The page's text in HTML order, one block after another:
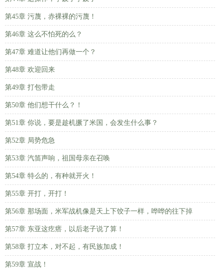
第45章 污蔑，赤裸裸的污蔑！
第46章 这么不怕死的么？
第47章 难道让他们再做一个？
第48章 欢迎回来
第49章 打包带走
第50章 他们想干什么？！
第51章 你说，要是趁机撅了米国，会发生什么事？
第52章 局势危急
第53章 汽笛声响，祖国母亲在召唤
第54章 特么的，有种就开火！
第55章 开打，开打！
第56章 那场面，米军战机像是天上下饺子一样，哗哗的往下掉
第57章 东亚这疙瘩，以后老子说了算！
第58章 打立本，对不起，有民族加成！
第59章 宣战！